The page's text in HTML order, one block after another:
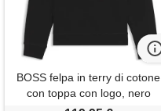
BOSS felpa in terry di cotone
con toppa con logo, nero